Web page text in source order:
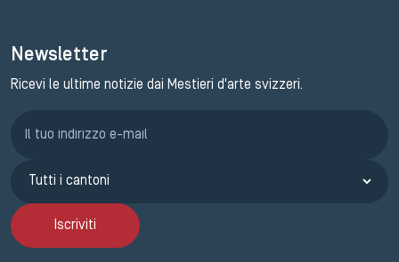
Newsletter
Ricevi le ultime notizie dai Mestieri d'arte svizzeri.
Iscriviti